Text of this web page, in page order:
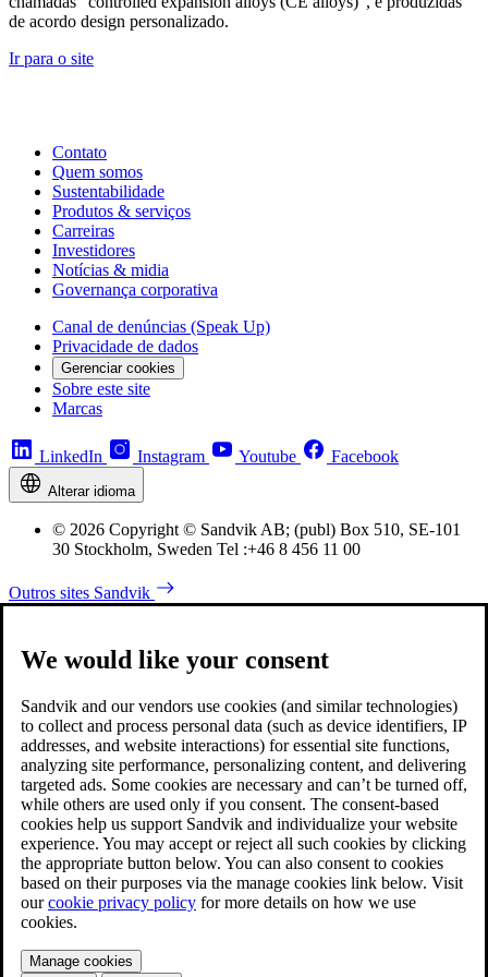
de acordo design personalizado.
Ir para o site
Contato
Quem somos
Sustentabilidade
Produtos & serviços
Carreiras
Investidores
Notícias & midia
Governança corporativa
Canal de denúncias (Speak Up)
Privacidade de dados
Gerenciar cookies
Sobre este site
Marcas
LinkedIn Instagram Youtube Facebook
Alterar idioma
© 2026 Copyright © Sandvik AB; (publ) Box 510, SE-101
30 Stockholm, Sweden Tel :+46 8 456 11 00
Outros sites Sandvik
We would like your consent
Sandvik and our vendors use cookies (and similar technologies)
to collect and process personal data (such as device identifiers, IP
addresses, and website interactions) for essential site functions,
analyzing site performance, personalizing content, and delivering
targeted ads. Some cookies are necessary and can’t be turned off,
while others are used only if you consent. The consent-based
cookies help us support Sandvik and individualize your website
experience. You may accept or reject all such cookies by clicking
the appropriate button below. You can also consent to cookies
based on their purposes via the manage cookies link below. Visit
ourcookie privacy policy for more details on how we use
cookies.
Manage cookies